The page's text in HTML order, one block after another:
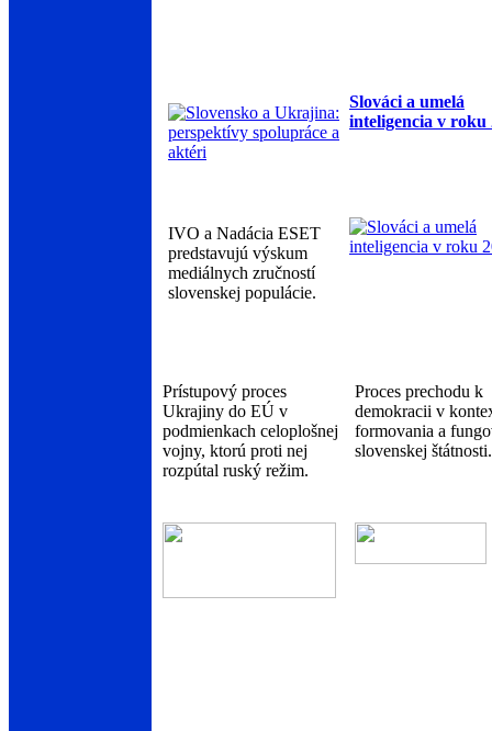
Slováci a umelá
inteligencia v roku
IVO a Nadácia ESET
predstavujú výskum
mediálnych zručností
slovenskej populácie.
Prístupový proces
Ukrajiny do EÚ v
podmienkach celoplošnej
vojny, ktorú proti nej
rozpútal ruský režim.
Proces prechodu k
demokracii v
formovania a
slovenskej štátnosti.